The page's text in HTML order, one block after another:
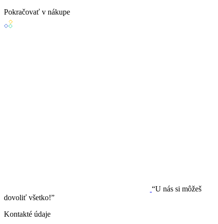
Pokračovať v nákupe
“U nás si môžeš
dovoliť všetko!”
Kontakté údaje